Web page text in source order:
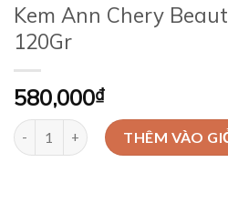
Kem Ann Chery
120Gr
580,000₫
Kem Ann Chery Beauty Hot Cream
THÊM VÀO